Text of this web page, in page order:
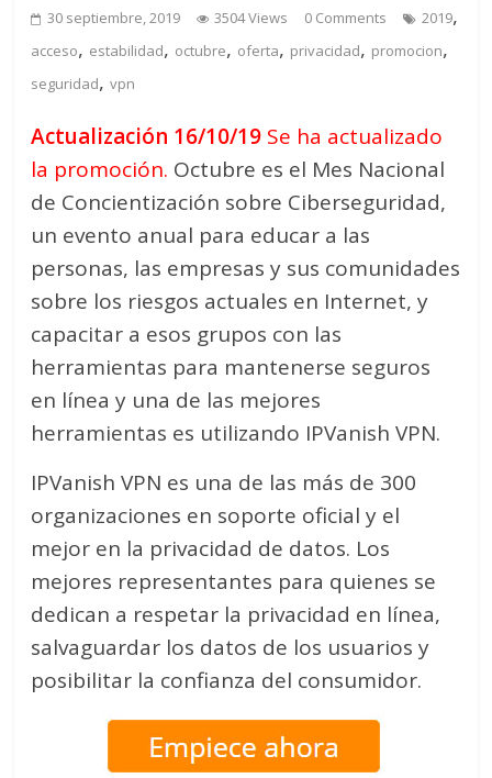
30 septiembre, 2019 3504 Views 0 Comments 2019,
acceso, estabilidad, octubre, oferta, privacidad, promocion,
seguridad,vpn
Actualización 16/10/19 Se ha actualizado
la promoción. Octubre es el Mes Nacional
de Concientización sobre Ciberseguridad,
un evento anual para educar a las
personas, las empresas y sus comunidades
sobre los riesgos actuales en Internet, y
capacitar a esos grupos con las
herramientas para mantenerse seguros
en línea y una de las mejores
herramientas es utilizando IPVanish VPN.
IPVanish VPN es una de las más de 300
organizaciones en soporte oficial y el
mejor en la privacidad de datos. Los
mejores representantes para quienes se
dedican a respetar la privacidad en línea,
salvaguardar los datos de los usuarios y
posibilitar la confianza del consumidor.